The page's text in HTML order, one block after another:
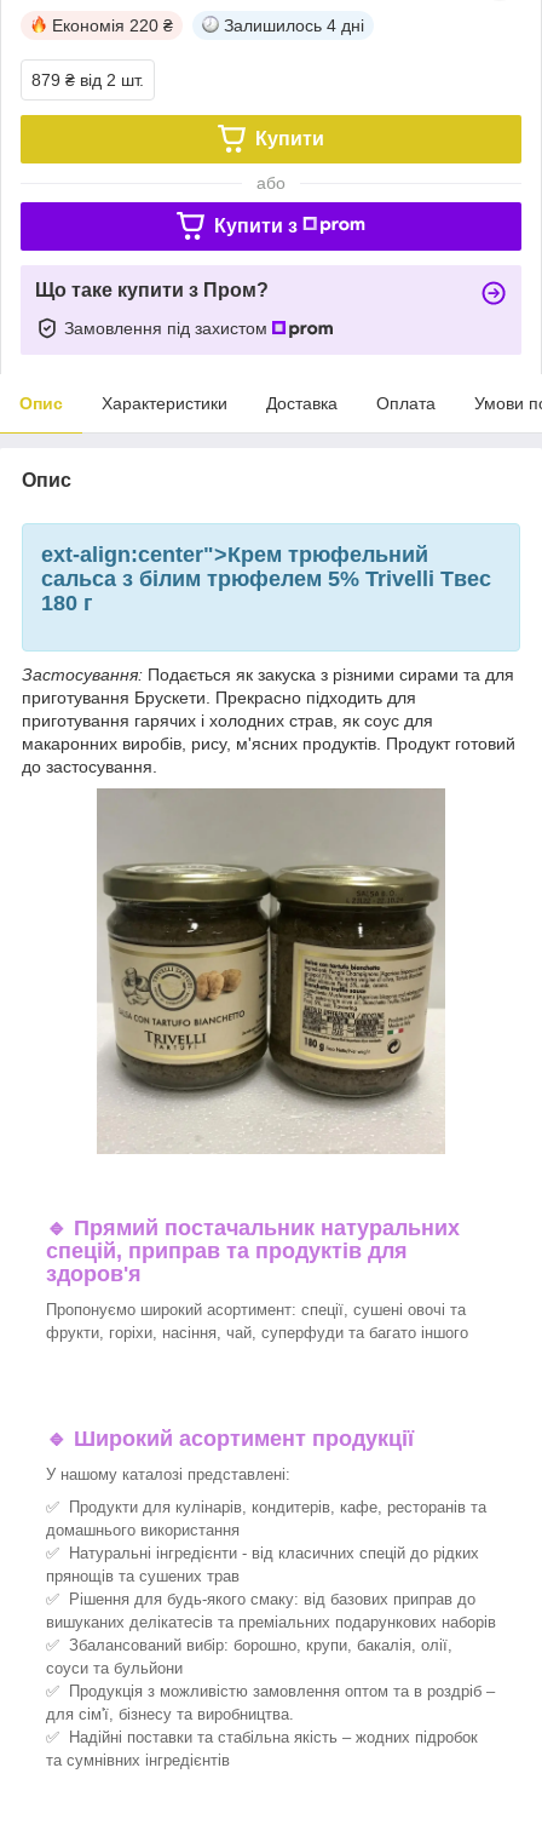
Економія 220 ₴ Залишилось 4 дні
879 ₴ від 2 шт.
Купити
або
Купити з
Що таке купити з Пром?
Замовлення під захистом
Опис Характеристики Доставка Оплата Умови
Опис
ext-align:center">Крем трюфельний
сальса з білим трюфелем 5% Trivelli Tвес
180 г
Застосування: Подається як закуска з різними сирами та для
приготування Брускети. Прекрасно підходить для
приготування гарячих і холодних страв, як соус для
макаронних виробів, рису, м'ясних продуктів. Продукт готовий
до застосування.
🔹 Прямий постачальник натуральних
спецій, приправ та продуктів для
здоров'я
Пропонуємо широкий асортимент: спеції, сушені овочі та
фрукти, горіхи, насіння, чай, суперфуди та багато іншого
🔹 Широкий асортимент продукції
У нашому каталозі представлені:
✅ Продукти для кулінарів, кондитерів, кафе, ресторанів та
домашнього використання
✅ Натуральні інгредієнти - від класичних спецій до рідких
прянощів та сушених трав
✅ Рішення для будь-якого смаку: від базових приправ до
вишуканих делікатесів та преміальних подарункових наборів
✅ Збалансований вибір: борошно, крупи, бакалія, олії,
соуси та бульйони
✅ Продукція з можливістю замовлення оптом та в роздріб –
для сім'ї, бізнесу та виробництва.
✅ Надійні поставки та стабільна якість – жодних підробок
та сумнівних інгредієнтів